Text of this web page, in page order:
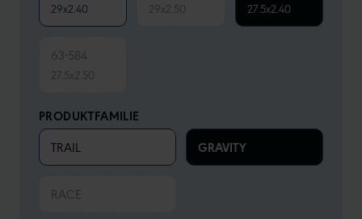
29x2.40 29x2.50 27.5x2.40
63-584
27.5x2.50
PRODUKTFAMILIE
TRAIL GRAVITY
RACE